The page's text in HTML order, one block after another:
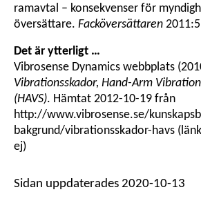
ramavtal – konsekvenser för
översättare. Facköversättaren 2011:5
Det är ytterligt …
Vibrosense Dynamics webbplats
Vibrationsskador, Hand-Arm
(HAVS). Hämtat 2012-10-19 från
http://www.vibrosense.se/
bakgrund/vibrationsskador-havs
ej)
Sidan uppdaterades 2020-10-13